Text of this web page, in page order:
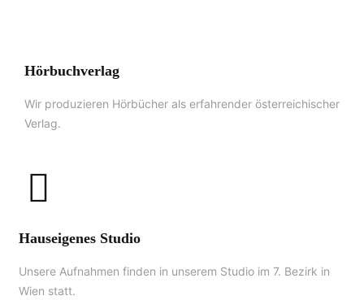
Hörbuchverlag
Wir produzieren Hörbücher als erfahrender österreichischer
Verlag.
Hauseigenes Studio
Unsere Aufnahmen finden in unserem Studio im 7. Bezirk in
Wien statt.